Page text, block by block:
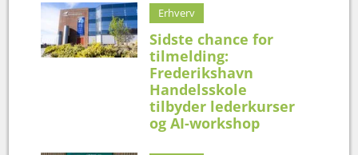
Erhverv
Sidste chance for
tilmelding:
Frederikshavn
Handelsskole
tilbyder lederkurser
og AI-workshop